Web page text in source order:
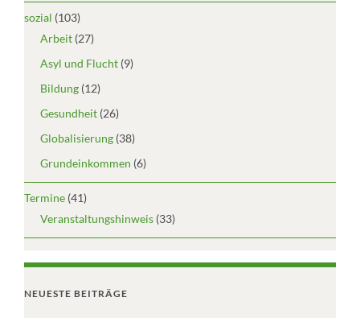
sozial (103)
Arbeit (27)
Asyl und Flucht (9)
Bildung (12)
Gesundheit (26)
Globalisierung (38)
Grundeinkommen (6)
Termine (41)
Veranstaltungshinweis (33)
NEUESTE BEITRÄGE